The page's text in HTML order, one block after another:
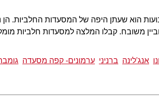
הוא שעתן היפה של המסעדות החלביות.
משובח. קבלו המלצה למסעדות חלביות
אנג'לינה ברניני ערמונים- קפה מסעדה